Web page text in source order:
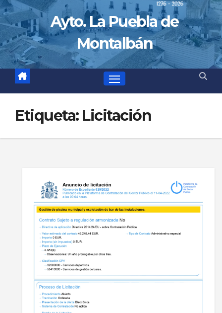
Ayto. La Puebla de
Montalbán
Etiqueta: Licitación